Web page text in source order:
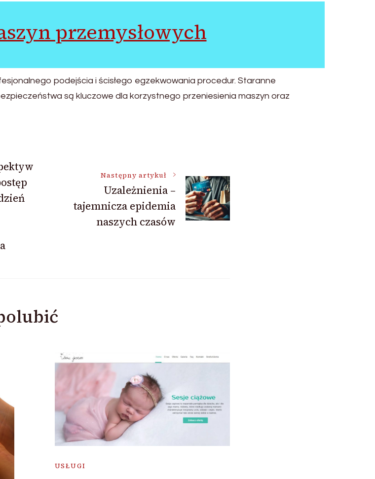
przemysłowych
podejścia i ścisłego egzekwowania procedur. Staranne
są kluczowe dla korzystnego przeniesienia maszyn oraz
Następny artykuł
Uzależnienia –
tajemnicza epidemia
naszych czasów
USŁUGI